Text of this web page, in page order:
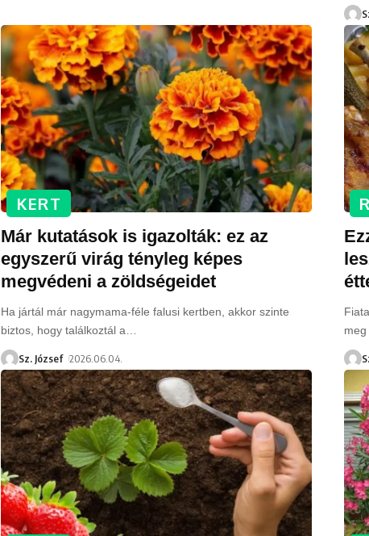
KERT
Már kutatások is igazolták: ez az
egyszerű virág tényleg képes
megvédeni a zöldségeidet
Ha jártál már nagymama-féle falusi kertben, akkor szinte
biztos, hogy találkoztál a
Sz. József 2026.06.04.